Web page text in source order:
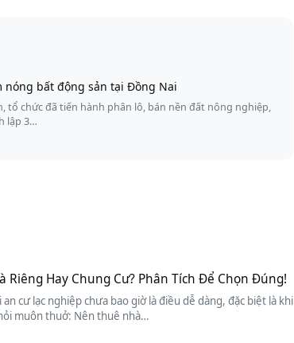
bất động sản tại Đồng Nai
tổ chức đã tiến hành phân lô, bán nền đất nông nghiệp,
lập 3…
Riêng Hay Chung Cư? Phân Tích Để Chọn Đúng!
an cư lạc nghiệp chưa bao giờ là điều dễ dàng, đặc biệt là khi
muôn thuở: Nên thuê nhà…